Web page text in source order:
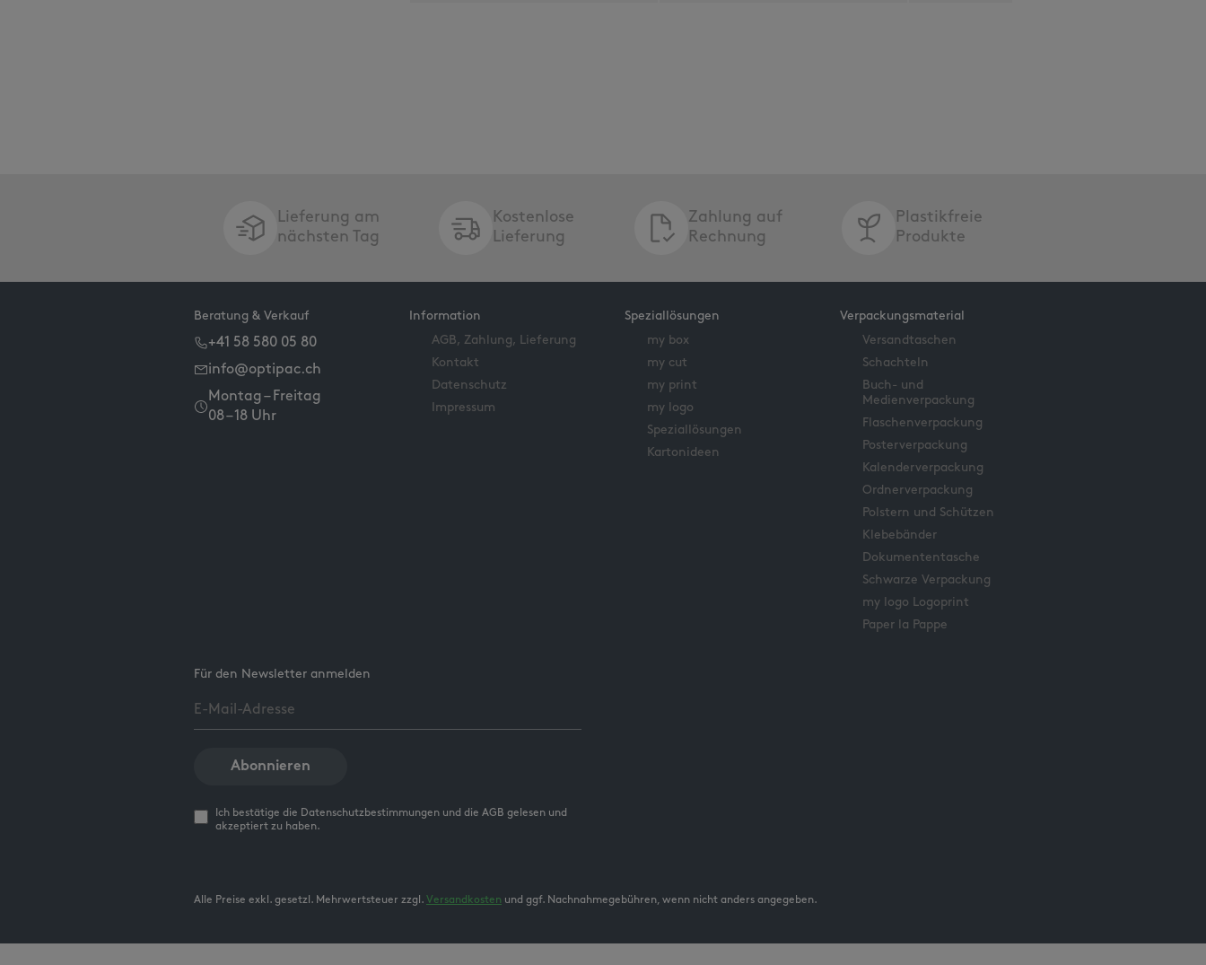
Lieferung am
nächsten Tag
Kostenlose
Lieferung
Zahlung auf
Rechnung
Plastikfreie
Produkte
Beratung & Verkauf
+41 58 580 05 80
info@optipac.ch
Montag – Freitag
08 – 18 Uhr
Information
AGB, Zahlung, Lieferung
Kontakt
Datenschutz
Impressum
Speziallösungen
my box
my cut
my print
my logo
Speziallösungen
Kartonideen
Verpackungsmaterial
Versandtaschen
Schachteln
Buch- und
Medienverpackung
Flaschenverpackung
Posterverpackung
Kalenderverpackung
Ordnerverpackung
Polstern und Schützen
Klebebänder
Dokumententasche
Schwarze Verpackung
my logo Logoprint
Paper la Pappe
Für den Newsletter anmelden
Abonnieren
Ich bestätige die Datenschutzbestimmungen und die AGB gelesen und
akzeptiert zu haben.
Alle Preise exkl. gesetzl. Mehrwertsteuer zzgl. Versandkosten und ggf. Nachnahmegebühren, wenn nicht anders angegeben.